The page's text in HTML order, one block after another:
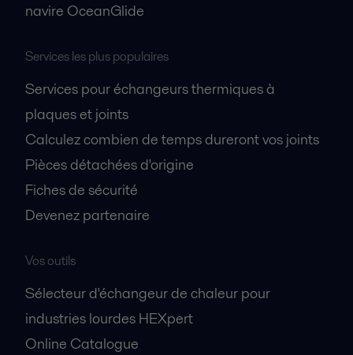
navire OceanGlide
Services les plus populaires
Services pour échangeurs thermiques à
plaques et joints
Calculez combien de temps dureront vos joints
Pièces détachées d'origine
Fiches de sécurité
Devenez partenaire
Vos outils
Sélecteur d'échangeur de chaleur pour
industries lourdes HEXpert
Online Catalogue